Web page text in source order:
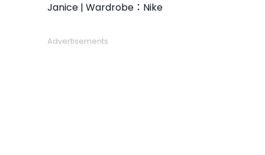
Janice | Wardrobe：Nike
Advertisements